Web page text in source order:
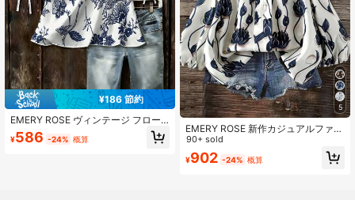
¥186 節約
EMERY ROSE ヴィンテージ フロー
ラル柄 カジュアル ミニマリスト ラ
ウンドネック 七分袖シャツ
¥586 -24% 概算
5
EMERY ROSE 新作カジュアルファッ
ション プリント Vネック 長袖 レディ
ースブラウス
90+ sold
¥902 -24% 概算